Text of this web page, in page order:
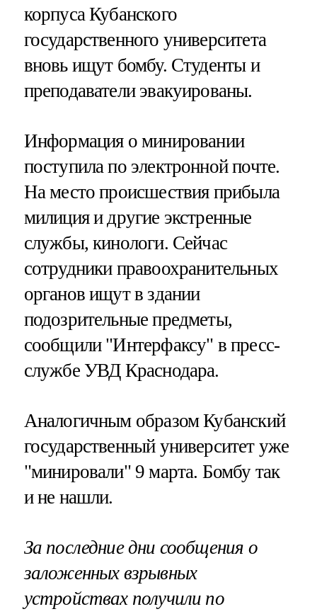
корпуса Кубанского
государственного университета
вновь ищут бомбу. Студенты и
преподаватели эвакуированы.
Информация о минировании
поступила по электронной почте.
На место происшествия прибыла
милиция и другие экстренные
службы, кинологи. Сейчас
сотрудники правоохранительных
органов ищут в здании
подозрительные предметы,
сообщили "Интерфаксу" в пресс-
службе УВД Краснодара.
Аналогичным образом Кубанский
государственный университет уже
"минировали" 9 марта. Бомбу так
и не нашли.
За последние дни сообщения о
заложенных взрывных
устройствах получили по